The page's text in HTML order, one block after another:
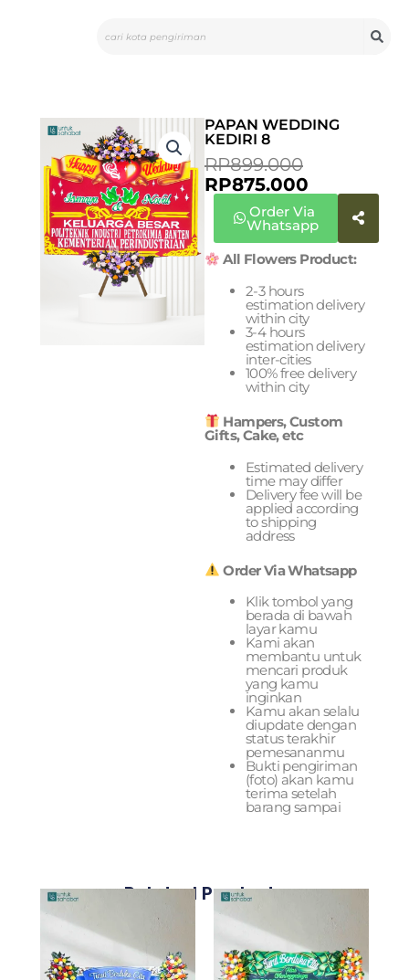
PAPAN WEDDING
KEDIRI 8
RP899.000
WAS:
RP875.000
IS:
RP875.000.
Order Via
Whatsapp
All Flowers Product:
2-3 hours
estimation delivery
within city
3-4 hours
estimation delivery
inter-cities
100% free delivery
within city
Hampers, Custom
Gifts, Cake, etc
Estimated delivery
time may differ
Delivery fee will be
applied according
to shipping
address
Order Via Whatsapp
Klik tombol yang
berada di bawah
layar kamu
Kami akan
membantu untuk
mencari produk
yang kamu
inginkan
Kamu akan selalu
diupdate dengan
status terakhir
pemesananmu
Bukti pengiriman
(foto) akan kamu
terima setelah
barang sampai
Related Products